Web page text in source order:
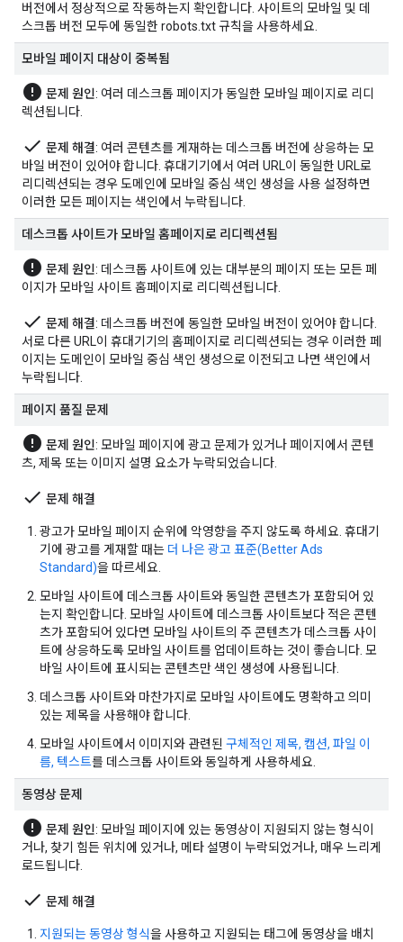
버전에서 정상적으로 작동하는지 확인합니다. 사이트의 모바일 및 데
스크톱 버전 모두에 동일한 robots.txt 규칙을 사용하세요.
모바일 페이지 대상이 중복됨
error 문제 원인: 여러 데스크톱 페이지가 동일한 모바일 페이지로 리디
렉션됩니다.
done 문제 해결: 여러 콘텐츠를 게재하는 데스크톱 버전에 상응하는 모
바일 버전이 있어야 합니다. 휴대기기에서 여러 URL이 동일한 URL로
리디렉션되는 경우 도메인에 모바일 중심 색인 생성을 사용 설정하면
이러한 모든 페이지는 색인에서 누락됩니다.
데스크톱 사이트가 모바일 홈페이지로 리디렉션됨
error 문제 원인: 데스크톱 사이트에 있는 대부분의 페이지 또는 모든 페
이지가 모바일 사이트 홈페이지로 리디렉션됩니다.
done 문제 해결: 데스크톱 버전에 동일한 모바일 버전이 있어야 합니다.
서로 다른 URL이 휴대기기의 홈페이지로 리디렉션되는 경우 이러한 페
이지는 도메인이 모바일 중심 색인 생성으로 이전되고 나면 색인에서
누락됩니다.
페이지 품질 문제
error 문제 원인: 모바일 페이지에 광고 문제가 있거나 페이지에서 콘텐
츠, 제목 또는 이미지 설명 요소가 누락되었습니다.
done 문제 해결
광고가 모바일 페이지 순위에 악영향을 주지 않도록 하세요. 휴대기
기에 광고를 게재할 때는 더 나은 광고 표준(Better Ads
Standard)을 따르세요.
모바일 사이트에 데스크톱 사이트와 동일한 콘텐츠가 포함되어 있
는지 확인합니다. 모바일 사이트에 데스크톱 사이트보다 적은 콘텐
츠가 포함되어 있다면 모바일 사이트의 주 콘텐츠가 데스크톱 사이
트에 상응하도록 모바일 사이트를 업데이트하는 것이 좋습니다. 모
바일 사이트에 표시되는 콘텐츠만 색인 생성에 사용됩니다.
데스크톱 사이트와 마찬가지로 모바일 사이트에도 명확하고 의미
있는 제목을 사용해야 합니다.
모바일 사이트에서 이미지와 관련된 구체적인 제목, 캡션, 파일 이
름, 텍스트를 데스크톱 사이트와 동일하게 사용하세요.
동영상 문제
error 문제 원인: 모바일 페이지에 있는 동영상이 지원되지 않는 형식이
거나, 찾기 힘든 위치에 있거나, 메타 설명이 누락되었거나, 매우 느리게
로드됩니다.
done 문제 해결
지원되는 동영상 형식을 사용하고 지원되는 태그에 동영상을 배치